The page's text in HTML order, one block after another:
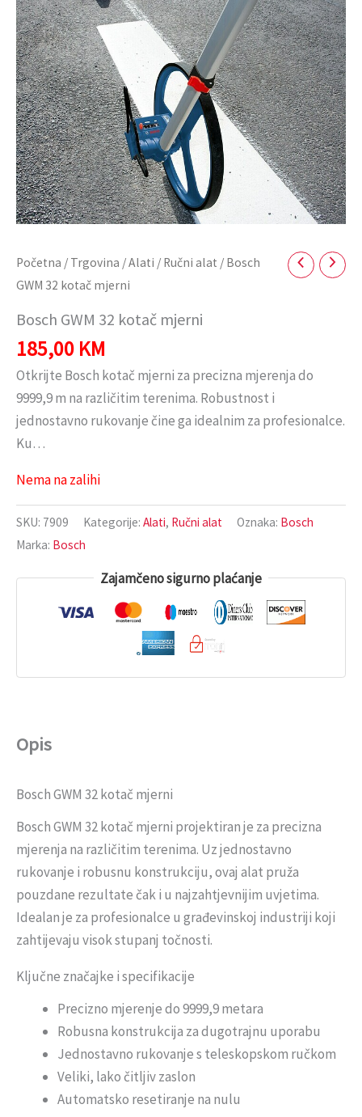
Početna / Trgovina /Alati / Ručni alat / Bosch
GWM 32 kotač mjerni
Bosch GWM 32 kotač mjerni
185,00 KM
Otkrijte Bosch kotač mjerni za precizna mjerenja do
9999,9 m na različitim terenima. Robustnost i
jednostavno rukovanje čine ga idealnim za profesionalce.
Ku…
Nema na zalihi
SKU: 7909 Kategorije: Alati, Ručni alat Oznaka: Bosch
Marka: Bosch
Zajamčeno sigurno plaćanje
Opis
Bosch GWM 32 kotač mjerni
Bosch GWM 32 kotač mjerni projektiran je za precizna
mjerenja na različitim terenima. Uz jednostavno
rukovanje i robusnu konstrukciju, ovaj alat pruža
pouzdane rezultate čak i u najzahtjevnijim uvjetima.
Idealan je za profesionalce u građevinskoj industriji koji
zahtijevaju visok stupanj točnosti.
Ključne značajke i specifikacije
Precizno mjerenje do 9999,9 metara
Robusna konstrukcija za dugotrajnu uporabu
Jednostavno rukovanje s teleskopskom ručkom
Veliki, lako čitljiv zaslon
Automatsko resetiranje na nulu